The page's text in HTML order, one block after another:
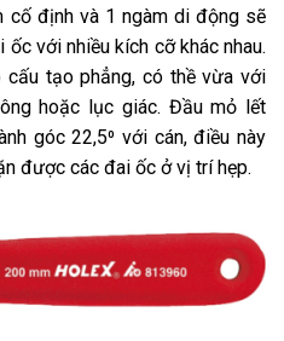
định và 1 ngàm di động sẽ
với nhiều kích cỡ khác nhau.
tạo phẳng, có thề vừa với
hoặc lục giác. Đầu mỏ lết
góc 22,5⁰ với cán, điều này
được các đai ốc ở vị trí hẹp.